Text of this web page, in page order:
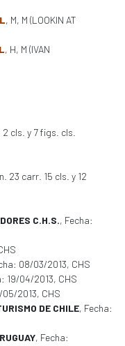
, M, M (LOOKIN AT
, H, M (IVAN
2 cls. y 7 figs. cls.
23 carr. 15 cls. y 12
C.H.S., Fecha:
08/03/2013, CHS
19/04/2013, CHS
2013, CHS
DE CHILE, Fecha:
, Fecha: